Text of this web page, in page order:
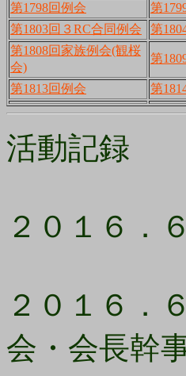
第1798回例会
第
第1803回３RC合同例会
第
第1808回家族例会(観桜
会)
第
第1813回例会 第
活動記録
２０１６
２０１６
会・会長幹